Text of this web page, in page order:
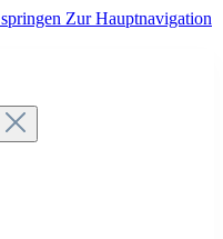
Zur Hauptnavigation